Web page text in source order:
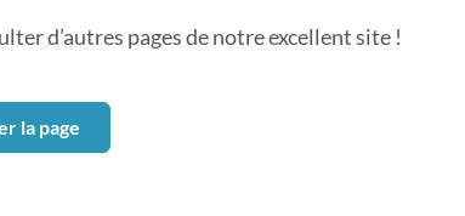
d’autres pages de notre excellent site !
la page